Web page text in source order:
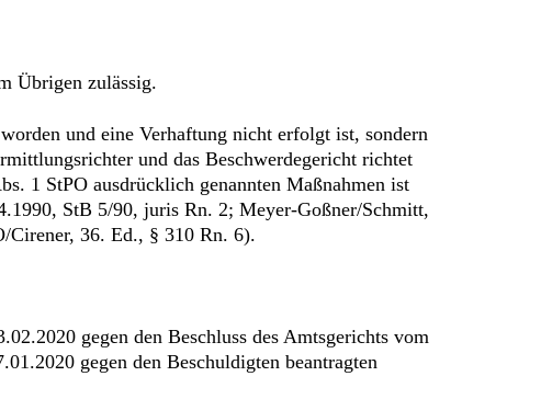
Übrigen zulässig.
und eine Verhaftung nicht erfolgt ist, sondern
und das Beschwerdegericht richtet
1 StPO ausdrücklich genannten Maßnahmen ist
StB 5/90, juris Rn. 2; Meyer-Goßner/Schmitt,
Cirener, 36. Ed., § 310 Rn. 6).
gegen den Beschluss des Amtsgerichts vom
gegen den Beschuldigten beantragten